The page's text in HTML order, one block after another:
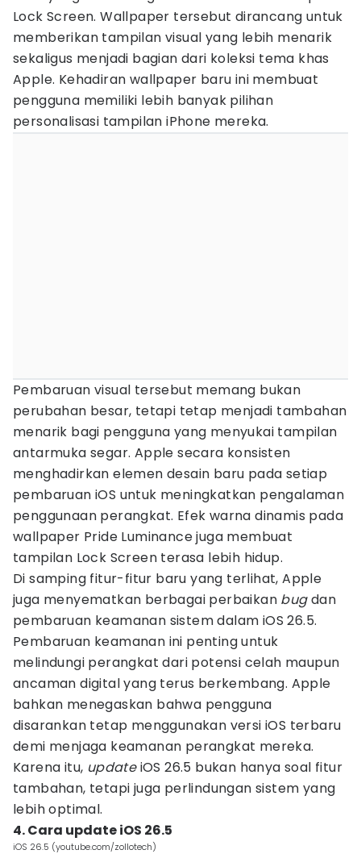
Lock Screen. Wallpaper tersebut dirancang untuk
memberikan tampilan visual yang lebih menarik
sekaligus menjadi bagian dari koleksi tema khas
Apple. Kehadiran wallpaper baru ini membuat
pengguna memiliki lebih banyak pilihan
personalisasi tampilan iPhone mereka.
Pembaruan visual tersebut memang bukan
perubahan besar, tetapi tetap menjadi tambahan
menarik bagi pengguna yang menyukai tampilan
antarmuka segar. Apple secara konsisten
menghadirkan elemen desain baru pada setiap
pembaruan iOS untuk meningkatkan pengalaman
penggunaan perangkat. Efek warna dinamis pada
wallpaper Pride Luminance juga membuat
tampilan Lock Screen terasa lebih hidup.
Di samping fitur-fitur baru yang terlihat, Apple
juga menyematkan berbagai perbaikan bugdan
pembaruan keamanan sistem dalam iOS 26.5.
Pembaruan keamanan ini penting untuk
melindungi perangkat dari potensi celah maupun
ancaman digital yang terus berkembang. Apple
bahkan menegaskan bahwa pengguna
disarankan tetap menggunakan versi iOS terbaru
demi menjaga keamanan perangkat mereka.
Karena itu, updateiOS 26.5 bukan hanya soal fitur
tambahan, tetapi juga perlindungan sistem yang
lebih optimal.
4. Cara update iOS 26.5
iOS 26.5 (youtube.com/zollotech)